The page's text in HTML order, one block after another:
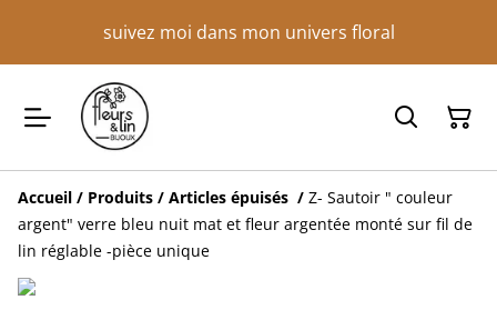
suivez moi dans mon univers floral
Accueil / Produits / Articles épuisés / Z- Sautoir " couleur
argent" verre bleu nuit mat et fleur argentée monté sur fil de
lin réglable -pièce unique